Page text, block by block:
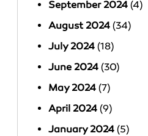
September 2024 (4)
August 2024 (34)
July 2024 (18)
June 2024 (30)
May 2024 (7)
April 2024 (9)
January 2024 (5)